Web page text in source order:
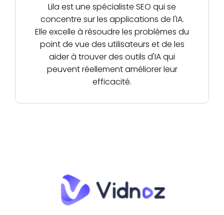
Lila est une spécialiste SEO qui se
concentre sur les applications de l'IA.
Elle excelle à résoudre les problèmes du
point de vue des utilisateurs et de les
aider à trouver des outils d'IA qui
peuvent réellement améliorer leur
efficacité.